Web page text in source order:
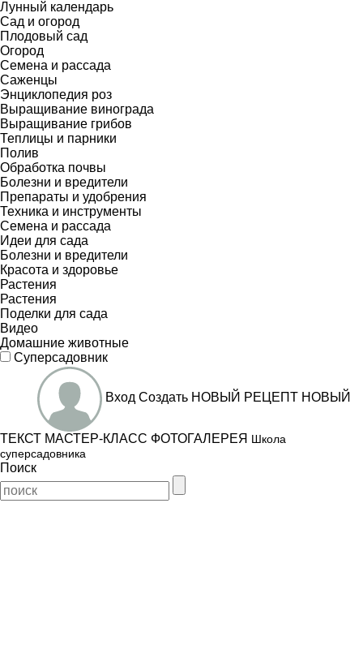
Лунный календарь
Сад и огород
Плодовый сад
Огород
Семена и рассада
Саженцы
Энциклопедия роз
Выращивание винограда
Выращивание грибов
Теплицы и парники
Полив
Обработка почвы
Болезни и вредители
Препараты и удобрения
Техника и инструменты
Семена и рассада
Идеи для сада
Болезни и вредители
Красота и здоровье
Растения
Растения
Поделки для сада
Видео
Домашние животные
Суперсадовник
Вход Создать НОВЫЙ РЕЦЕПТ НОВЫЙ
ТЕКСТ МАСТЕР-КЛАСС ФОТОГАЛЕРЕЯ Школа
суперсадовника
Поиск